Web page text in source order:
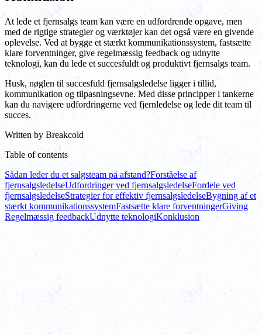
At lede et fjernsalgs team kan være en udfordrende opgave, men
med de rigtige strategier og værktøjer kan det også være en givende
oplevelse. Ved at bygge et stærkt kommunikationssystem, fastsætte
klare forventninger, give regelmæssig feedback og udnytte
teknologi, kan du lede et succesfuldt og produktivt fjernsalgs team.
Husk, nøglen til succesfuld fjernsalgsledelse ligger i tillid,
kommunikation og tilpasningsevne. Med disse principper i tankerne
kan du navigere udfordringerne ved fjernledelse og lede dit team til
succes.
Written by Breakcold
Table of contents
Sådan leder du et salgsteam på afstand?Forståelse af
fjernsalgsledelseUdfordringer ved fjernsalgsledelseFordele ved
fjernsalgsledelseStrategier for effektiv fjernsalgsledelseBygning af et
stærkt kommunikationssystemFastsætte klare forventningerGiving
Regelmæssig feedbackUdnytte teknologiKonklusion